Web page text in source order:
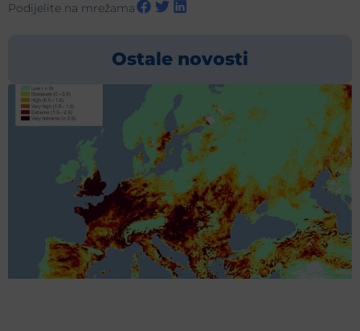
Podijelite na mrežama
Ostale novosti